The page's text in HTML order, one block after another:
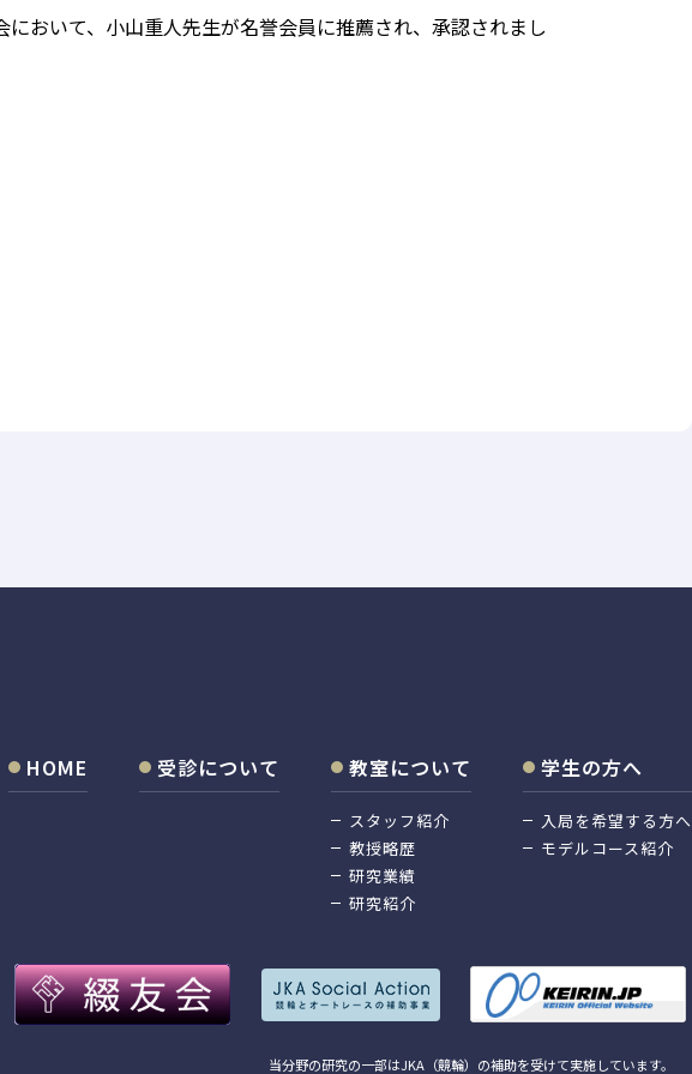
おいて、小山重人先生が名誉会員に推薦され、承認されまし
20回全員発表研修会にて、「なぜアンテリアガイダンスは重要
特別講演を行いました。また、同研修会にて、研究員の岩本麻
survival rate of triangular-neck dental implants: a systematic
2026, in press.
HOME 受診について 教室について
スタッフ紹介
教授略歴
研究業績
研究紹介
学生の方へ
入局を希望する方へ
モデルコース紹介
当分野の研究の一部はJKA（競輪）の補助を受けて実施しています。